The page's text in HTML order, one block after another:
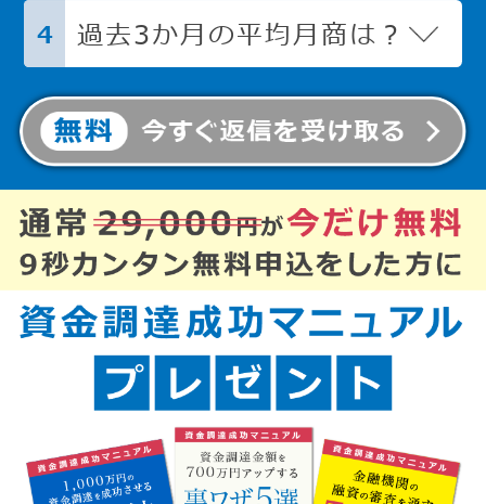
4 過去3か月の平均月商は？